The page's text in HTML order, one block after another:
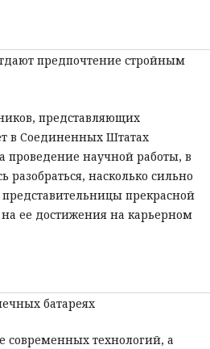
предпочтение стройным
представляющих
в Соединенных Штатах
научной работы, в
разобраться, насколько сильно
прекрасной
ее достижения на карьерном
батареях
современных технологий, а